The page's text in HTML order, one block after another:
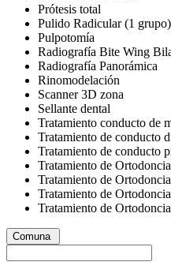
Prótesis total
Pulido Radicular (1 grupo)
Pulpotomía
Radiografía Bite Wing
Radiografía Panorámica
Rinomodelación
Scanner 3D zona
Sellante dental
Tratamiento conducto de
Tratamiento de conducto
Tratamiento de conducto
Tratamiento de
Tratamiento de
Tratamiento de
Tratamiento de
Comuna